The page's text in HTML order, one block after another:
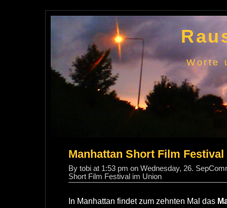
Worte
Manhattan Short Film
By tobi at 1:53 pm on Wednesday, 26. Sep
Short Film Festival im Union
In Manhattan findet zum zehnten Mal das